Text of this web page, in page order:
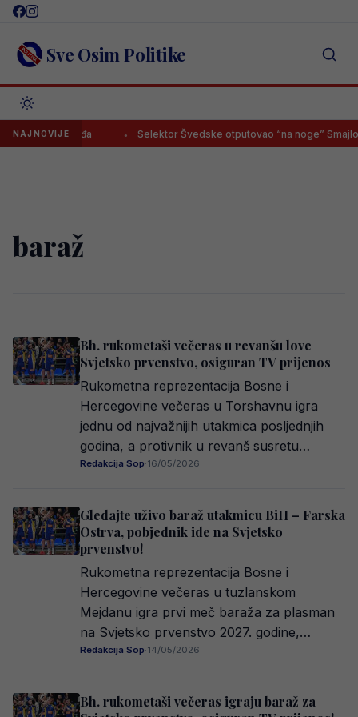
Skip
content Sve Osim Politike
NAJNOVIJE
okrenula leđa Selektor Švedske otputovao “na noge”
baraž
Bh. rukometaši večeras u revanšu love
Svjetsko prvenstvo, osiguran TV prijenos
Rukometna reprezentacija Bosne i
Hercegovine večeras u Torshavnu igra
jednu od najvažnijih utakmica posljednjih
godina, a protivnik u revanš susretu…
Redakcija Sop·16/05/2026
Gledajte uživo baraž utakmicu BiH – Farska
Ostrva, pobjednik ide na Svjetsko
prvenstvo!
Rukometna reprezentacija Bosne i
Hercegovine večeras u tuzlanskom
Mejdanu igra prvi meč baraža za plasman
na Svjetsko prvenstvo 2027. godine,…
Redakcija Sop·14/05/2026
Bh. rukometaši večeras igraju baraž za